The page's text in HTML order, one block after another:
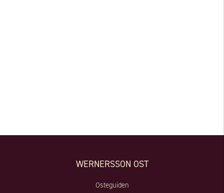
WERNERSSON OST
Osteguiden